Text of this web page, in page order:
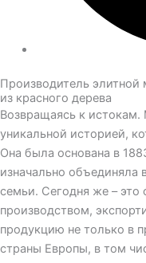
Производитель элитной
из красного дерева
Возвращаясь к
уникальной историей,
Она была основана в
изначально объединяла
семьи. Сегодня же –
производством,
продукцию не только в
страны Европы, в том